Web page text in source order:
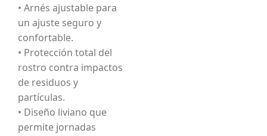
• Arnés ajustable para
un ajuste seguro y
confortable.
• Protección total del
rostro contra impactos
de residuos y
partículas.
• Diseño liviano que
permite jornadas